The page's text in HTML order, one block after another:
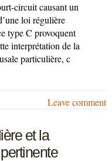
circuit causant un
loi régulière
type C provoquent
interprétation de la
particulière, c
Leave comment
et la